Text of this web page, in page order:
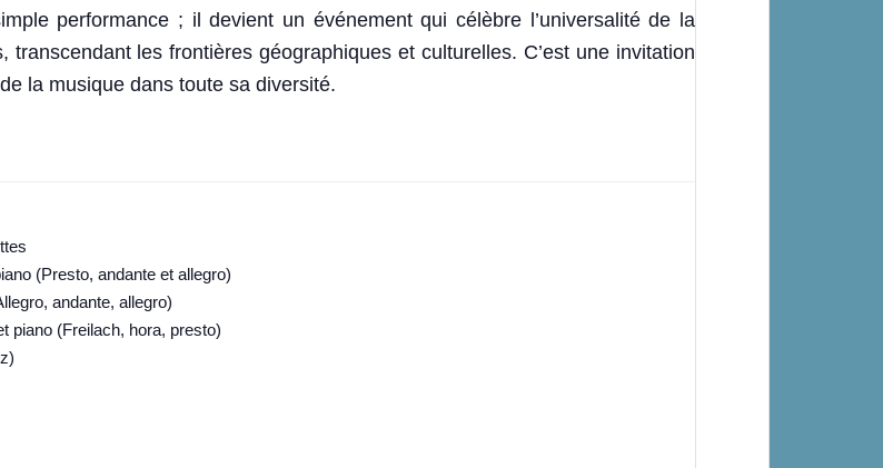
performance ; il devient un événement qui célèbre l’universalité de la
les frontières géographiques et culturelles. C’est une invitation
la musique dans toute sa diversité.
(Presto, andante et allegro)
andante, allegro)
piano (Freilach, hora, presto)